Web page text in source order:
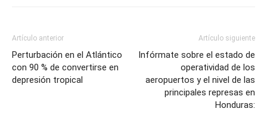
Artículo anterior
Perturbación en el Atlántico
con 90 % de convertirse en
depresión tropical
Artículo siguiente
Infórmate sobre el estado de
operatividad de los
aeropuertos y el nivel de las
principales represas en
Honduras: